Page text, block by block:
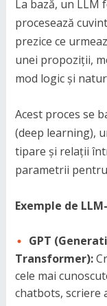
La bază, un LLM
procesează
prezice ce
unei propoziții,
mod logic și
Acest proces se
(deep learning),
tipare și relații
parametrii
Exemple de
GPT
Transformer):
cele mai
chatbots, scriere